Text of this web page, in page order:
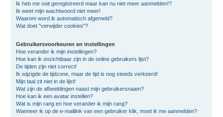
Ik heb me ooit geregistreerd maar kan nu niet meer aanmelden!?
Ik weet mijn wachtwoord niet meer!
Waarom word ik automatisch afgemeld?
Wat doet "verwijder cookies"?
Gebruikersvoorkeuren en instellingen
Hoe verander ik mijn instellingen?
Hoe kan ik onzichtbaar zijn in de online gebruikers lijst?
De tijden zijn niet correct!
Ik wijzigde de tijdzone, maar de tijd is nog steeds verkeerd!
Mijn taal zit niet in de lijst!
Wat zijn de afbeeldingen naast mijn gebruikersnaam?
Hoe kan ik een avatar instellen?
Wat is mijn rang en hoe verander ik mijn rang?
Wanneer ik op de e-maillink van een gebruiker klik, moet ik me aanmelden?